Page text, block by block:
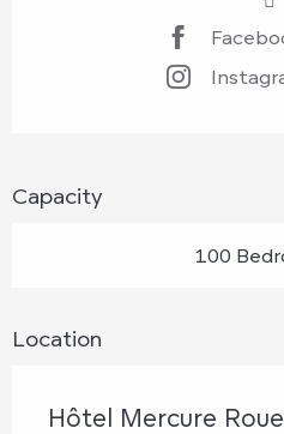
Capacity
100
Location
Hôtel Mercure